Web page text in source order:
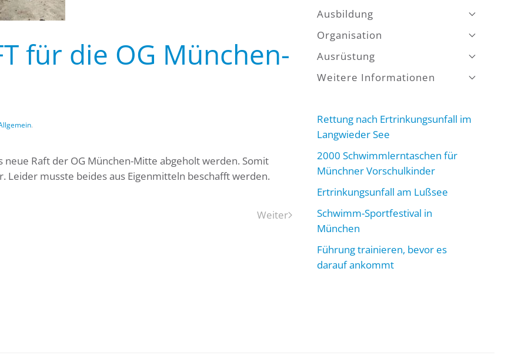
für die OG München-
.
Raft der OG München-Mitte abgeholt werden. Somit
musste beides aus Eigenmitteln beschafft werden.
Weiter
Ausbildung
Organisation
Ausrüstung
Weitere Informationen
Rettung nach Ertrinkungsunfall im
Langwieder See
2000 Schwimmlerntaschen für
Münchner Vorschulkinder
Ertrinkungsunfall am Lußsee
Schwimm-Sportfestival in
München
Führung trainieren, bevor es
darauf ankommt